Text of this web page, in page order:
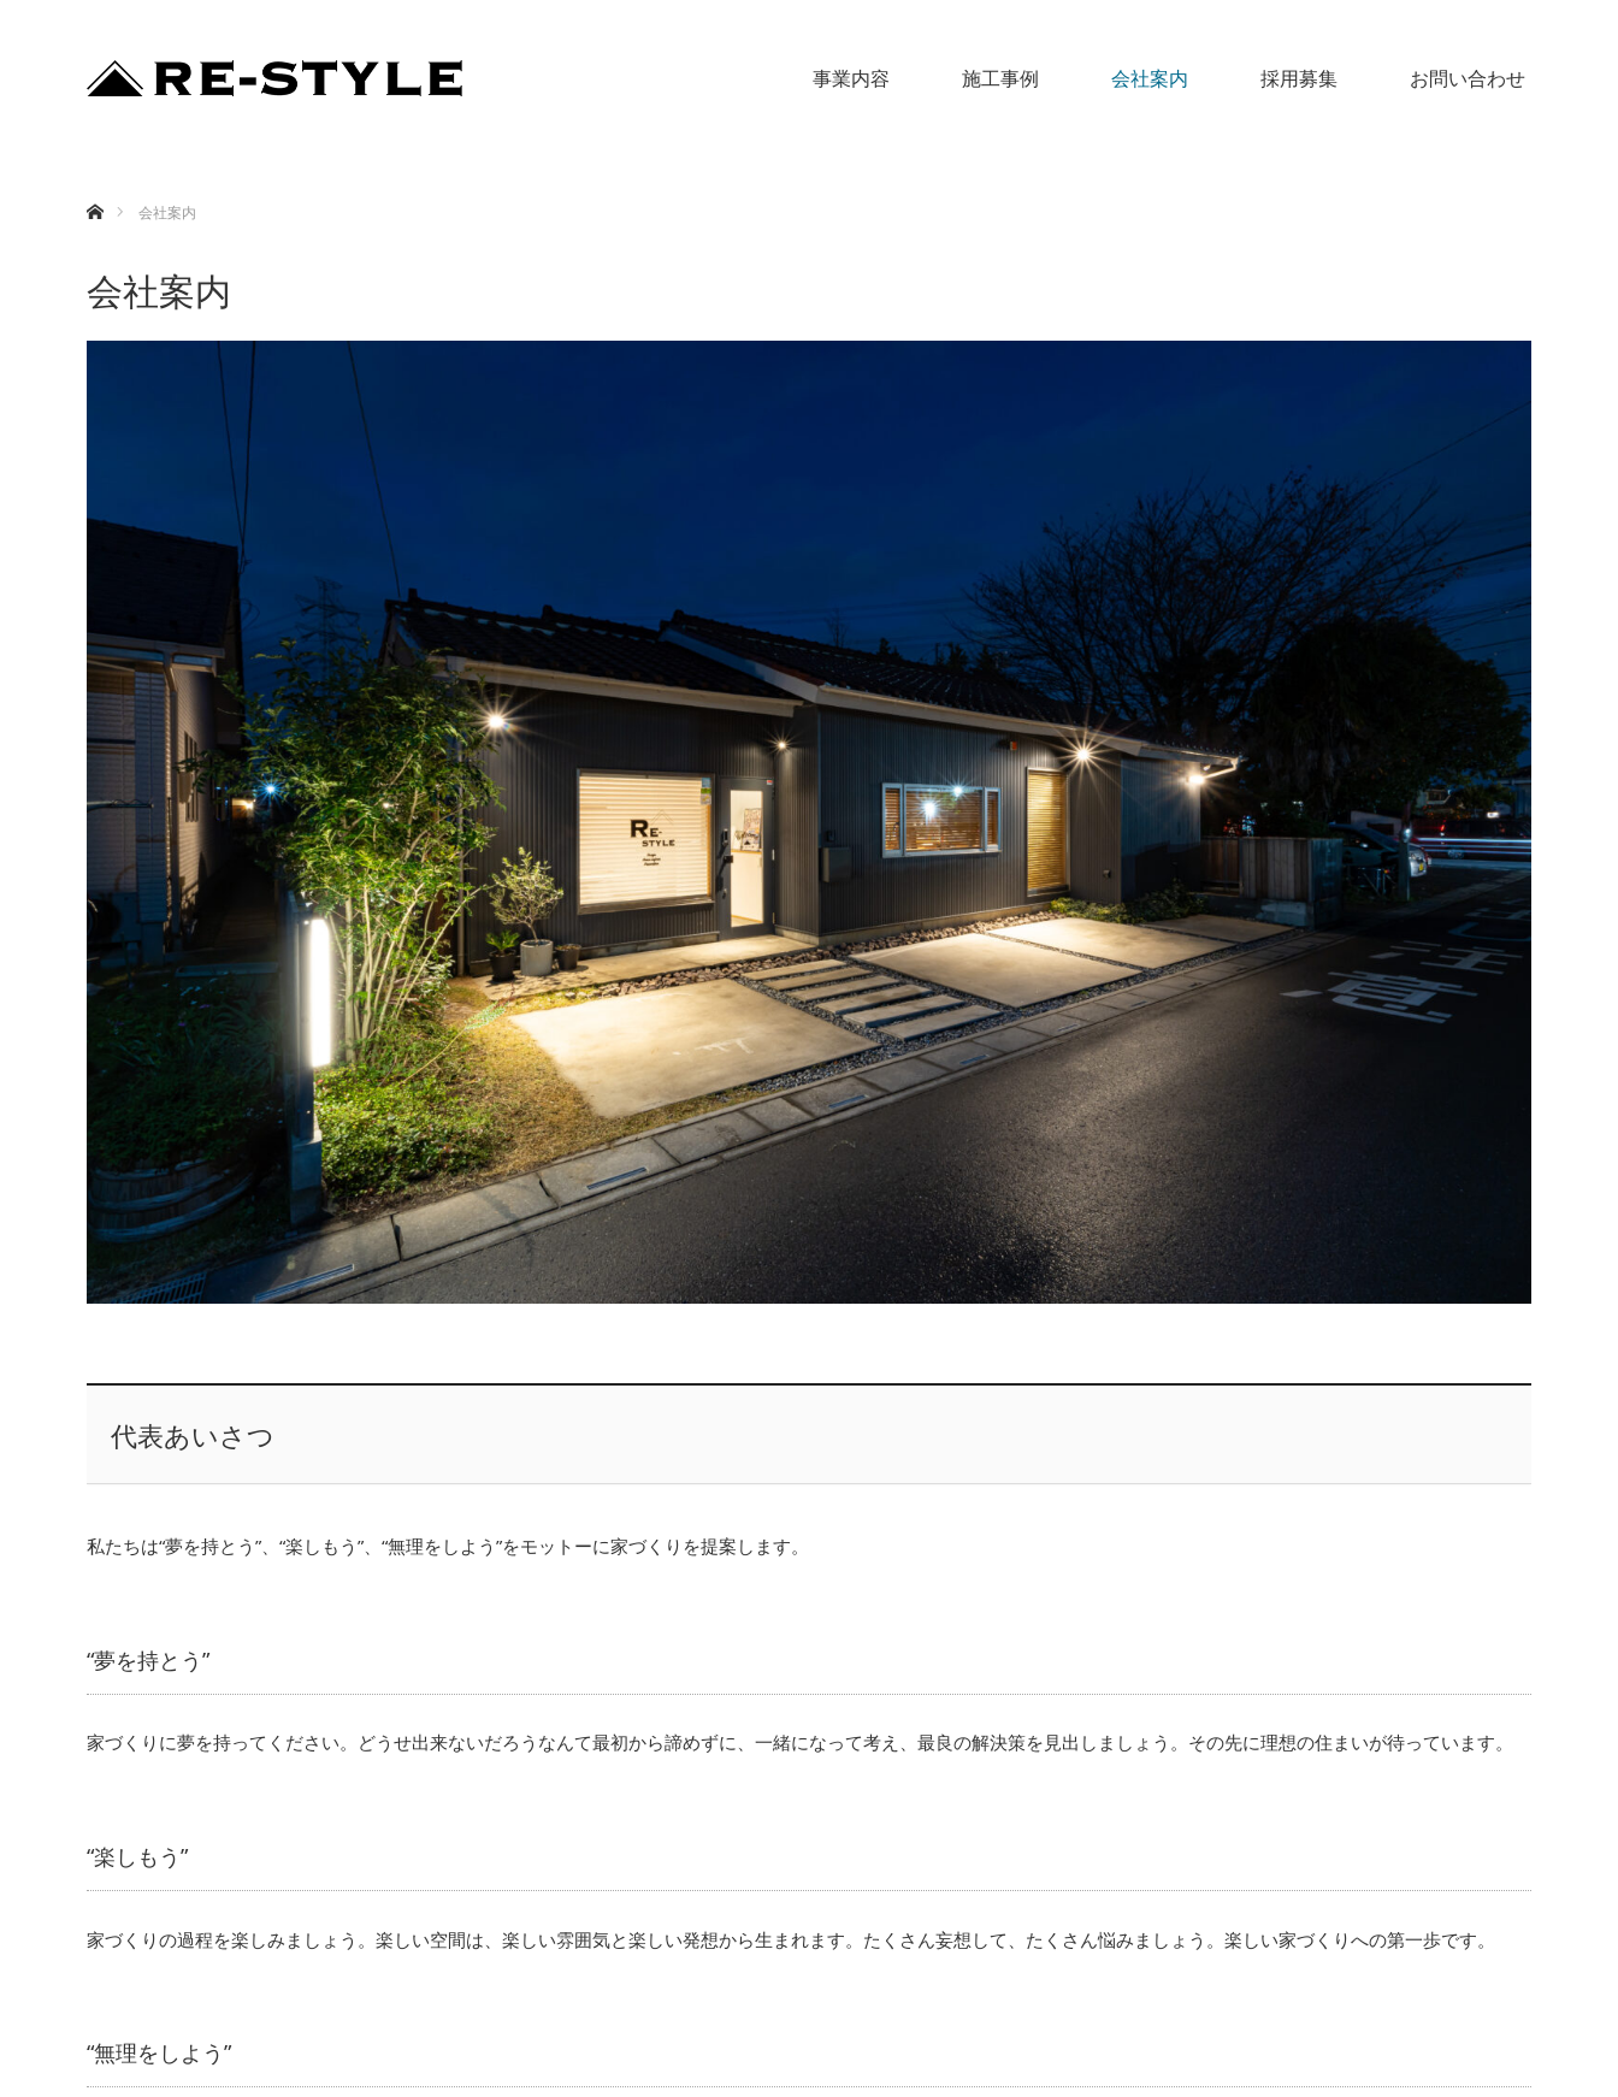
事業内容 施工事例 会社案内 採用募集 お問い合わせ
会社案内
会社案内
代表あいさつ
私たちは“夢を持とう”、“楽しもう”、“無理をしよう”をモットーに家づくりを提案します。
“夢を持とう”
家づくりに夢を持ってください。どうせ出来ないだろうなんて最初から諦めずに、一緒になって考え、最良の解決策を見出しましょう。その先に理想の住まいが待っています。
“楽しもう”
家づくりの過程を楽しみましょう。楽しい空間は、楽しい雰囲気と楽しい発想から生まれます。たくさん妄想して、たくさん悩みましょう。楽しい家づくりへの第一歩です。
“無理をしよう”